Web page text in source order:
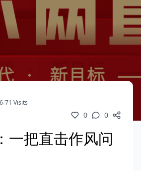
/71 Visits
0 0
一把直击作风问